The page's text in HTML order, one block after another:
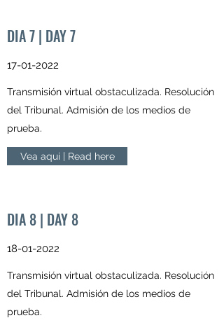
DIA 7 | DAY 7
17-01-2022
Transmisión virtual obstaculizada. Resolución
del Tribunal. Admisión de los medios de
prueba.
Vea aqui | Read here
DIA 8 | DAY 8
18-01-2022
Transmisión virtual obstaculizada. Resolución
del Tribunal. Admisión de los medios de
prueba.